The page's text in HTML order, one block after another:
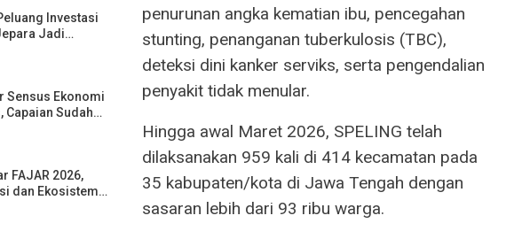
Investasi
Jadi…
Sensus Ekonomi
Capaian Sudah…
FAJAR 2026,
dan Ekosistem…
penurunan angka kematian ibu, pencegahan
stunting, penanganan tuberkulosis (TBC),
deteksi dini kanker serviks, serta pengendalian
penyakit tidak menular.
Hingga awal Maret 2026, SPELING telah
dilaksanakan 959 kali di 414 kecamatan pada
35 kabupaten/kota di Jawa Tengah dengan
sasaran lebih dari 93 ribu warga.